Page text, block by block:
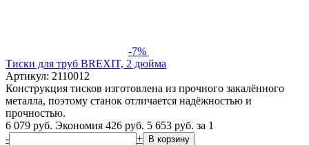
-7%
Тиски для труб BREXIT, 2 дюйма
Артикул: 2110012
Конструкция тисков изготовлена из прочного закалённого
металла, поэтому станок отличается надёжностью и
прочностью.
6 079 руб. Экономия 426 руб. 5 653 руб. за 1
-
+ В корзину